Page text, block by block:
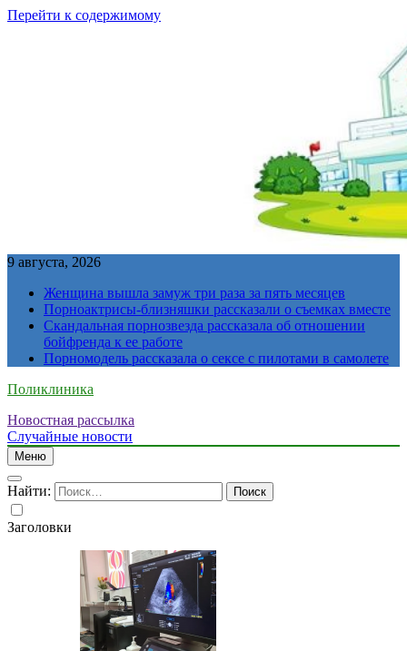
Перейти к содержимому
9 августа, 2026
Женщина вышла замуж три раза за пять месяцев
Порноактрисы-близняшки рассказали о съемках вместе
Скандальная порнозвезда рассказала об отношении
бойфренда к ее работе
Порномодель рассказала о сексе с пилотами в самолете
Поликлиника
Новостная рассылка
Случайные новости
Меню
Найти:
Заголовки